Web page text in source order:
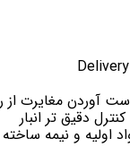
آوردن مغایرت
دقیق تر انبار
اولیه و نیمه